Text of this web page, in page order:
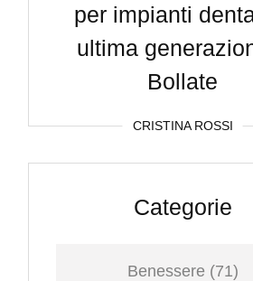
per impianti
ultima
Bollate
CRISTINA ROSSI
Categorie
Benessere (71)